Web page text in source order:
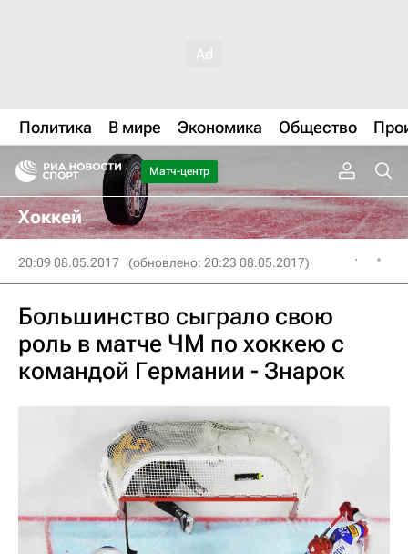
Политика В мире Экономика Общество
Матч-центр
Хоккей
20:09 08.05.2017 (обновлено: 20:23 08.05.2017)
Большинство сыграло свою
роль в матче ЧМ по хоккею с
командой Германии - Знарок